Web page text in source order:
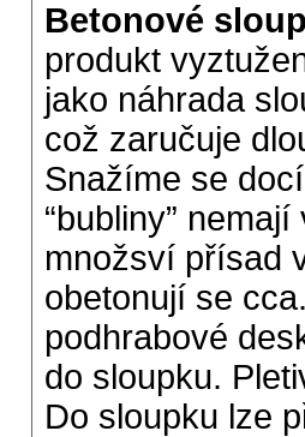
Betonové
produkt
jako náhrada
což zaručuje
Snažíme se
“bubliny”
množsví přísad
obetonují se
podhrabové
do sloupku.
Do sloupku lze